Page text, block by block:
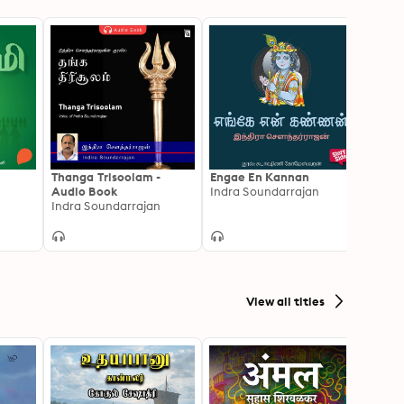
Thanga Trisoolam -
Audio Book
Indra Soundarrajan
Engae En Kannan
Indra Soundarrajan
View all titles